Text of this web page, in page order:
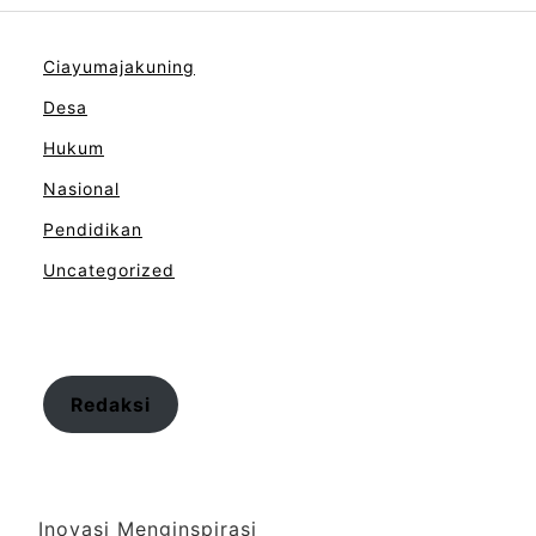
Ciayumajakuning
Desa
Hukum
Nasional
Pendidikan
Uncategorized
Redaksi
Inovasi Menginspirasi